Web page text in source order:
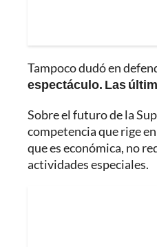
Tampoco dudó en
espectáculo. Las
Sobre el futuro de la
competencia que rige
que es económica, no
actividades especiales.